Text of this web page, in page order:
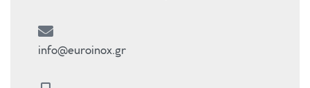
info@euroinox.gr